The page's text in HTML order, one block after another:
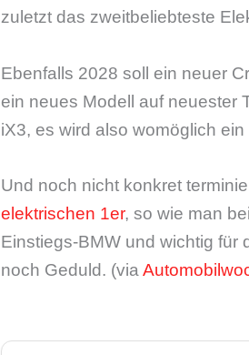
zuletzt das zweitbeliebteste
Ebenfalls 2028 soll ein neuer
ein neues Modell auf neuester
iX3, es wird also womöglich
Und noch nicht konkret
elektrischen 1er, so wie man
Einstiegs-BMW und wichtig für
noch Geduld. (via